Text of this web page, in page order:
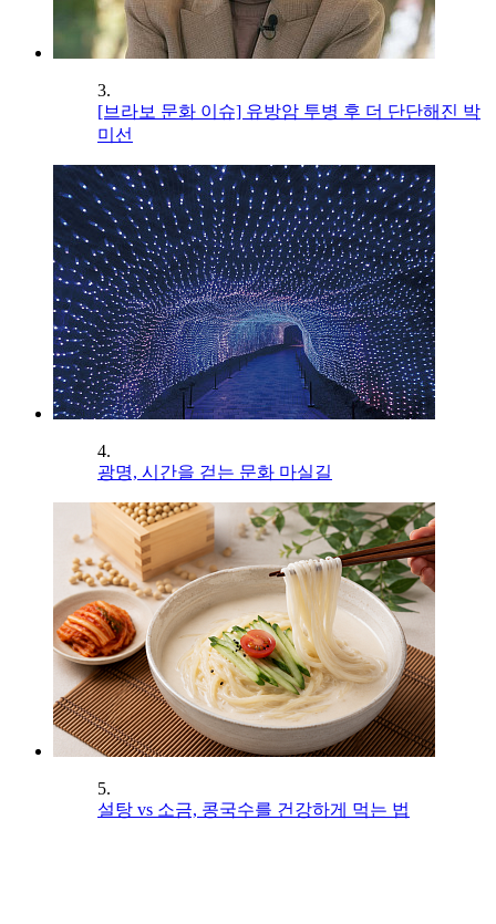
3.
[브라보 문화 이슈] 유방암 투병 후 더 단단해진 박
미선
4.
광명, 시간을 걷는 문화 마실길
5.
설탕 vs 소금, 콩국수를 건강하게 먹는 법